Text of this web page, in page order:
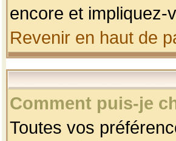
encore et
Revenir en haut de
Comment puis-je
Toutes vos